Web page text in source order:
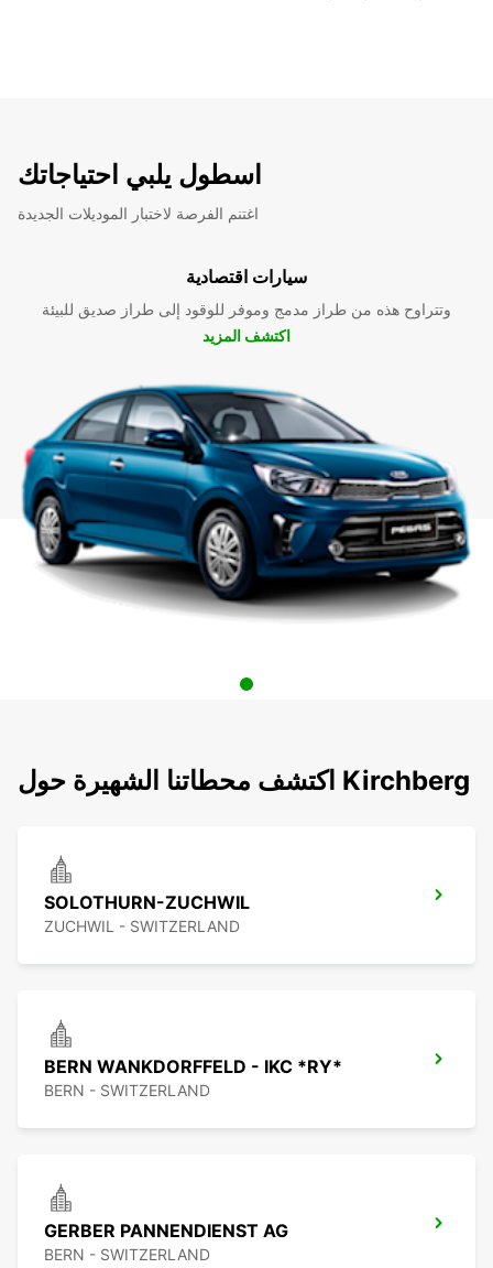
اسطول يلبي احتياجاتك
اغتنم الفرصة لاختبار الموديلات الجديدة
سيارات اقتصادية
وتتراوح هذه من طراز مدمج وموفر للوقود إلى طراز صديق للبيئة
اكتشف المزيد
اكتشف محطاتنا الشهيرة حول Kirchberg
SOLOTHURN-ZUCHWIL
ZUCHWIL - SWITZERLAND
BERN WANKDORFFELD - IKC *RY*
BERN - SWITZERLAND
GERBER PANNENDIENST AG
BERN - SWITZERLAND